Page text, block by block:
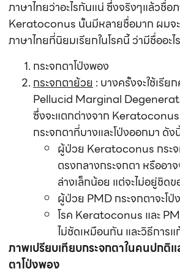
ภาษาไทยว่าอะไรกันแน่ ซึ่งจริงๆแล้วชื่อ
Keratoconus นั้นมีหลายชื่อมาก ผมจ
ภาษาไทยที่นิยมเรียกในโรคนี้ ว่ามีชื่ออะ
กระจกตาโป่งพอง
กระจกตาย้วย : บางครั้งจะใช้เรีย
Pellucid Marginal
ซึ่งจะแตกต่างจาก
กระจกตาที่บางและโป่งออกมา ดัง
ผู้ป่วย Keratoconus กระจ
ตรงกลางกระจกตา หรืออา
ล่างเล็กน้อย แต่จะไม่อยู่ชิด
ผู้ป่วย PMD กระจกตาจะโ
โรค Keratoconus และ
ไม่ชัดเหมือนกัน และวิธีการ
ภาพเปรียบเทียบกระจกตาในคนปกติ
ตาโป่งพอง